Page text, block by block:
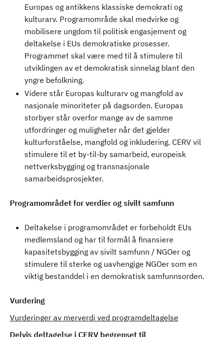
Europas og antikkens klassiske demokrati og
kulturarv. Programområde skal medvirke og
mobilisere ungdom til politisk engasjement og
deltakelse i EUs demokratiske prosesser.
Programmet skal være med til å stimulere til
utviklingen av et demokratisk sinnelag blant den
yngre befolkning.
Videre står Europas kulturarv og mangfold av
nasjonale minoriteter på dagsorden. Europas
storbyer står overfor mange av de samme
utfordringer og muligheter når det gjelder
kulturforståelse, mangfold og inkludering. CERV vil
stimulere til et by-til-by samarbeid, europeisk
nettverksbygging og transnasjonale
samarbeidsprosjekter.
Programområdet for verdier og sivilt samfunn
Deltakelse i programområdet er forbeholdt EUs
medlemsland og har til formål å finansiere
kapasitetsbygging av sivilt samfunn / NGOer og
stimulere til sterke og uavhengige NGOer som en
viktig bestanddel i en demokratisk samfunnsorden.
Vurdering
Vurderinger av merverdi ved programdeltagelse
Delvis deltagelse i CERV begrenset til